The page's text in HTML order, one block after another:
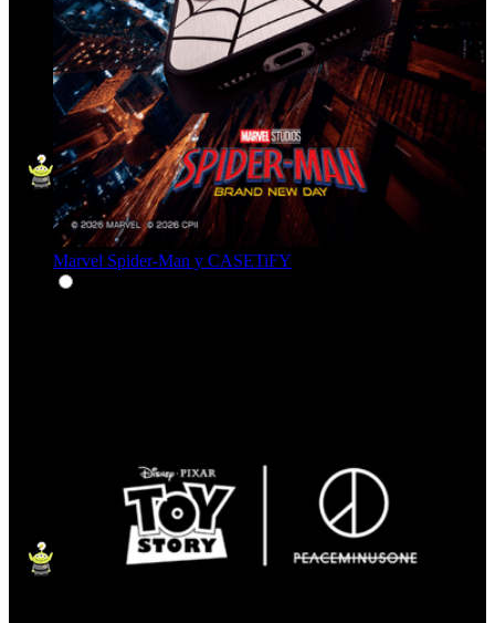
Marvel Spider-Man y CASETiFY